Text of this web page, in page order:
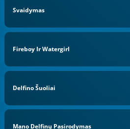
Svaidymas
Fireboy Ir Watergirl
Delfino Šuoliai
Mano Delfinų Pasirodymas